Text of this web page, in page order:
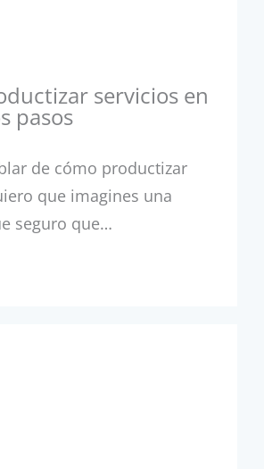
servicios en
pasos
de cómo productizar
que imagines una
seguro que…